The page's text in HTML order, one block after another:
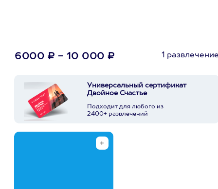
6000 ₽ - 10 000 ₽ 1
Универсальный сертификат
Двойное Счастье
Подходит для любого из
2400+ развлечений